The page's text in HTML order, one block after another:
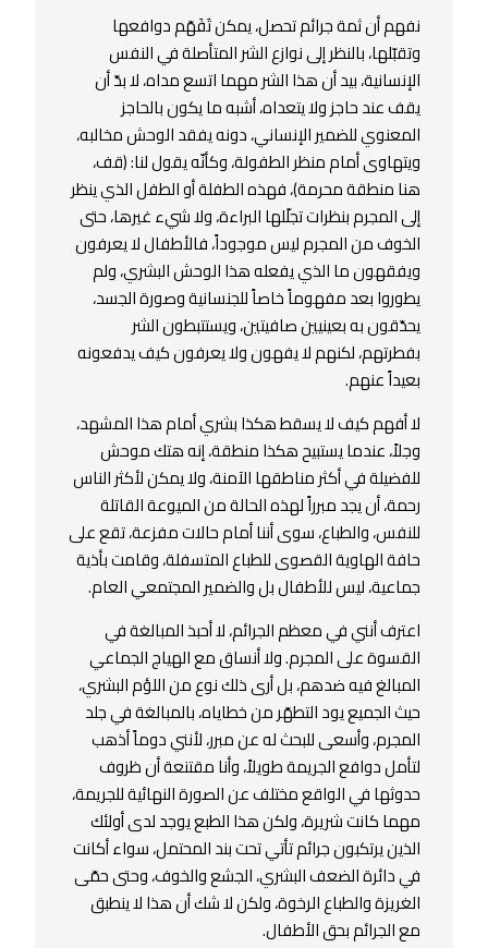
نفهم أن ثمة جرائم تحصل، يمكن تَفَهّم دوافعها
وتقبّلها، بالنظر إلى نوازع الشر المتأصلة في النفس
الإنسانية، بيد أن هذا الشر مهما اتسع مداه، لا بدّ أن
يقف عند حاجز ولا يتعداه، أشبه ما يكون بالحاجز
المعنوي للضمير الإنساني، دونه يفقد الوحش مخالبه،
ويتهاوى أمام منظر الطفولة، وكأنّه يقول لنا: (قف،
هنا منطقة محرمة)، فهذه الطفلة أو الطفل الذي ينظر
إلى المجرم بنظرات تجلّلها البراءة، ولا شيء غيرها، حتى
الخوف من المجرم ليس موجوداً، فالأطفال لا يعرفون
ويفقهون ما الذي يفعله هذا الوحش البشري، ولم
يطوروا بعد مفهوماً خاصاً للجنسانية وصورة الجسد،
يحدّقون به بعينيين صافيتين، ويستتبطون الشر
بفطرتهم، لكنهم لا يفهون ولا يعرفون كيف يدفعونه
بعيداً عنهم.
لا أفهم كيف لا يسقط هكذا بشري أمام هذا المشهد،
وجلاً، عندما يستبيح هكذا منطقة، إنه هتك موحش
للفضيلة في أكثر مناطقها الآمنة، ولا يمكن لأكثر الناس
رحمة، أن يجد مبرراً لهذه الحالة من الميوعة القاتلة
للنفس، والطباع، سوى أننا أمام حالات مفزعة، تقع على
حافة الهاوية القصوى للطباع المتسفلة، وقامت بأذية
جماعية، ليس للأطفال بل والضمير المجتمعي العام.
اعترف أنني في معظم الجرائم، لا أحبذ المبالغة في
القسوة على المجرم. ولا أنساق مع الهياج الجماعي
المبالغ فيه ضدهم، بل أرى ذلك نوع من اللؤم البشري،
حيث الجميع يود التطهّر من خطاياه، بالمبالغة في جلد
المجرم، وأسعى للبحث له عن مبرر، لأنني دوماً أذهب
لتأمل دوافع الجريمة طويلاً، وأنا مقتنعة أن ظروف
حدوثها في الواقع مختلف عن الصورة النهائية للجريمة،
مهما كانت شريرة، ولكن هذا الطبع يوجد لدى أولئك
الذين يرتكبون جرائم تأتي تحت بند المحتمل، سواء أكانت
في دائرة الضعف البشري، الجشع والخوف، وحتى حمّى
الغريزة والطباع الرخوة، ولكن لا شك أن هذا لا ينطبق
مع الجرائم بحق الأطفال.